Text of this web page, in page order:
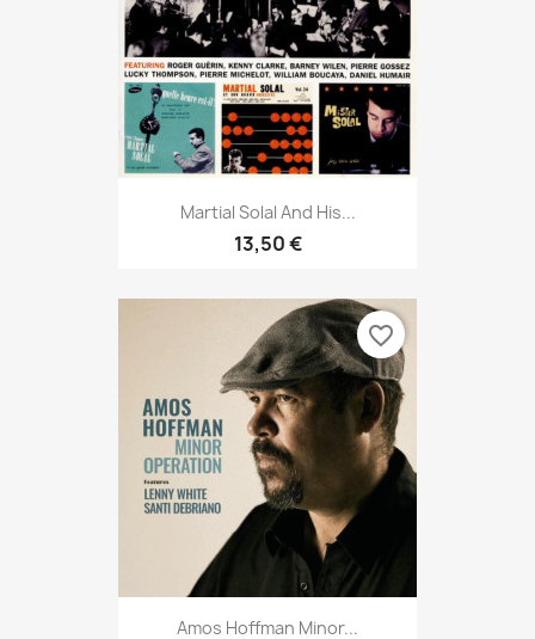
Martial Solal And His...
13,50 €
Amos Hoffman Minor...
favorite_border